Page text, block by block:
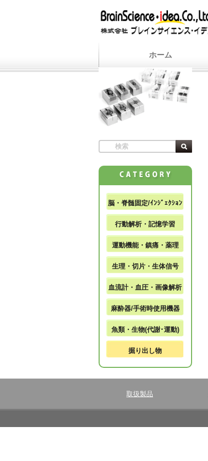
ホーム
脳・脊髄固定/ｲﾝｼﾞｪｸｼｮﾝ
行動解析・記憶学習
運動機能・鎮痛・薬理
生理・切片・生体信号
血流計・血圧・画像解析
麻酔器/手術時使用機器
魚類・生物(代謝･運動)
掘り出し物
取扱製品